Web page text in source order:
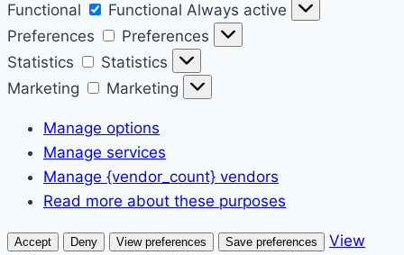
Functional
Functional Always active
Preferences
Preferences
Statistics
Statistics
Marketing
Marketing
Manage options
Manage services
Manage {vendor_count} vendors
Read more about these purposes
Accept Deny View preferences Save preferences
View